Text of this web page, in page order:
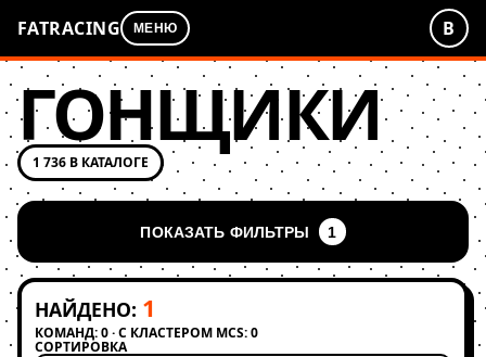
FATRACING МЕНЮ В
ГОНЩИКИ
1 736 В КАТАЛОГЕ
ПОКАЗАТЬ ФИЛЬТРЫ 1
НАЙДЕНО: 1
КОМАНД: 0 · С КЛАСТЕРОМ MCS: 0
СОРТИРОВКА
Применить сортировку